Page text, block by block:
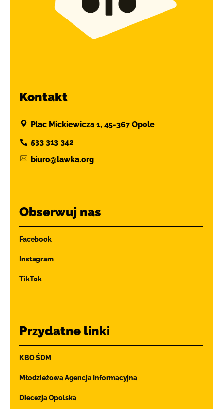
Kontakt
Plac Mickiewicza 1, 45-367 Opole
533 313 342
biuro@lawka.org
Obserwuj nas
Facebook
Instagram
TikTok
Przydatne linki
KBO ŚDM
Młodzieżowa Agencja Informacyjna
Diecezja Opolska